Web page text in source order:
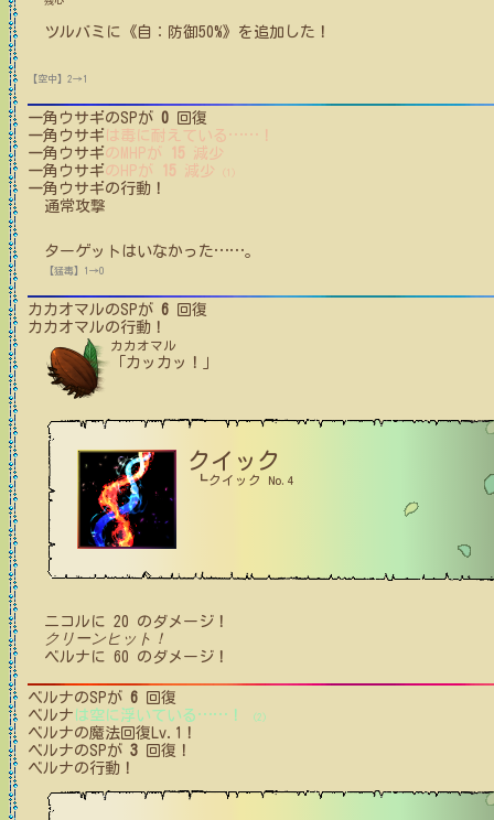
ツルバミ に 《自：防御50%》 を追加した！
【空中】2→1
一角ウサギのSPが 0 回復
一角ウサギ は毒に耐えている ……
一角ウサギのMHPが 15 減少
一角ウサギのHPが 15 減少 (1)
一角ウサギの行動！
通常攻撃
ターゲットはいなかった……。
【猛毒】1→0
カカオマルのSPが 6 回復
カカオマルの行動！
カカオマル
「カッカッ！」
クイック
┗クイック No.4
ニコル に 20 のダメージ！
クリーンヒット！
ベルナ に 60 のダメージ！
ベルナのSPが 6 回復
ベルナ は空に浮いている …… ！ (2)
ベルナの魔法回復Lv.1！
ベルナのSPが 3 回復！
ベルナの行動！